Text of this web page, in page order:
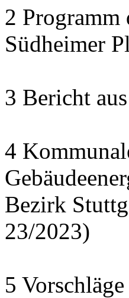
2
Südheimer
3 Bericht
4
Bezirk
23/2023)
5